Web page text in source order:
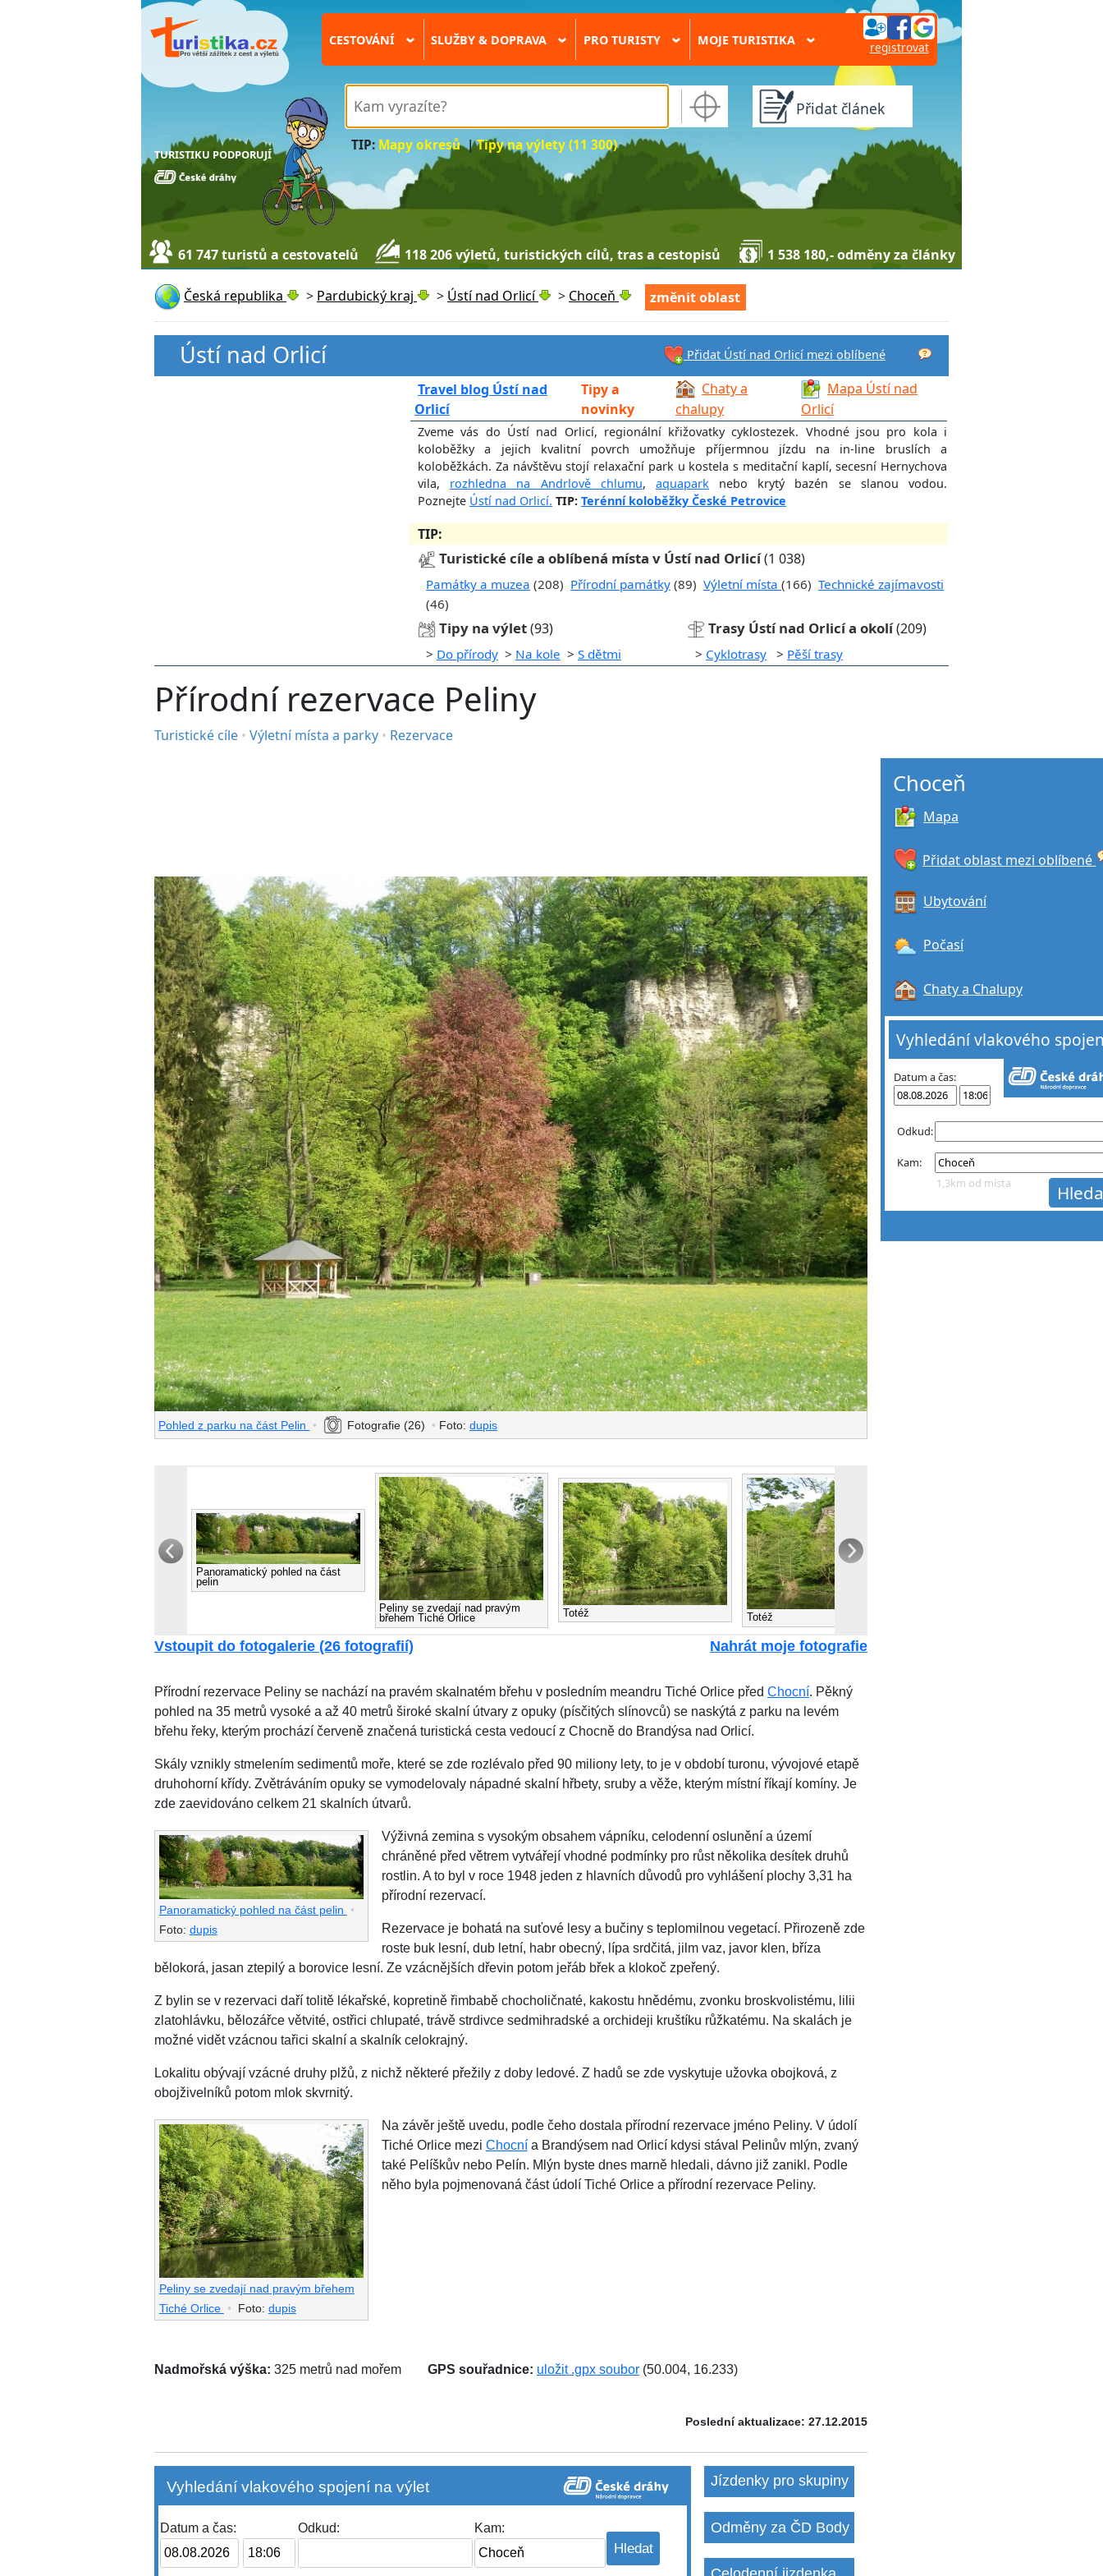
TURISTIKU PODPORUJÍ
CESTOVÁNÍ › SLUŽBY & DOPRAVA › PRO TURISTY › MOJE TURISTIKA › registrovat
TIP: Mapy okresů|Tipy na výlety (11 300)
Přidat článek
61 747 turistů a cestovatelů 118 206 výletů, turistických cílů, tras a cestopisů 1 538 180,- odměny za články
Česká republika > Pardubický kraj > Ústí nad Orlicí > Choceň změnit oblast
Ústí nad Orlicí Přidat Ústí nad Orlicí mezi oblíbené
Travel blog Ústí nad
Orlicí
Tipy a
novinky
Chaty a
chalupy
Mapa Ústí nad
Orlicí
Zveme vás do Ústí nad Orlicí, regionální křižovatky cyklostezek. Vhodné jsou pro kola i
koloběžky a jejich kvalitní povrch umožňuje příjermnou jízdu na in-line bruslích a
koloběžkách. Za návštěvu stojí relaxační park u kostela s meditační kaplí, secesní Hernychova
vila, rozhledna na Andrlově chlumu, aquapark nebo krytý bazén se slanou vodou.
Poznejte Ústí nad Orlicí. TIP: Terénní koloběžky České Petrovice
TIP:
Turistické cíle a oblíbená místa v Ústí nad Orlicí(1 038)
Památky a muzea (208) Přírodní památky (89) Výletní místa (166) Technické zajímavosti
(46)
Tipy na výlet(93) Trasy Ústí nad Orlicí a okolí(209)
> Do přírody > Na kole > S dětmi > Cyklotrasy > Pěší trasy
Přírodní rezervace Peliny
Turistické cíle • Výletní místa a parky • Rezervace
Pohled z parku na část Pelin • Fotografie (26) • Foto:dupis
Panoramatický pohled na část
pelin
Peliny se zvedají nad pravým
břehem Tiché Orlice
Totéž Totéž
Nahrát moje fotografie
Vstoupit do fotogalerie (26 fotografií)
Přírodní rezervace Peliny se nachází na pravém skalnatém břehu v posledním meandru Tiché Orlice před Chocní. Pěkný
pohled na 35 metrů vysoké a až 40 metrů široké skalní útvary z opuky (písčitých slínovců) se naskýtá z parku na levém
břehu řeky, kterým prochází červeně značená turistická cesta vedoucí z Chocně do Brandýsa nad Orlicí.
Skály vznikly stmelením sedimentů moře, které se zde rozlévalo před 90 miliony lety, to je v období turonu, vývojové etapě
druhohorní křídy. Zvětráváním opuky se vymodelovaly nápadné skalní hřbety, sruby a věže, kterým místní říkají komíny. Je
zde zaevidováno celkem 21 skalních útvarů.
Panoramatický pohled na část pelin
•
Foto: dupis
Výživná zemina s vysokým obsahem vápníku, celodenní oslunění a území
chráněné před větrem vytvářejí vhodné podmínky pro růst několika desítek druhů
rostlin. A to byl v roce 1948 jeden z hlavních důvodů pro vyhlášení plochy 3,31 ha
přírodní rezervací.
Rezervace je bohatá na suťové lesy a bučiny s teplomilnou vegetací. Přirozeně zde
roste buk lesní, dub letní, habr obecný, lípa srdčitá, jilm vaz, javor klen, bříza
bělokorá, jasan ztepilý a borovice lesní. Ze vzácnějších dřevin potom jeřáb břek a klokoč zpeřený.
Z bylin se v rezervaci daří tolitě lékařské, kopretině řimbabě chocholičnaté, kakostu hnědému, zvonku broskvolistému, lilii
zlatohlávku, bělozářce větvité, ostřici chlupaté, trávě strdivce sedmihradské a orchideji kruštíku růžkatému. Na skalách je
možné vidět vzácnou tařici skalní a skalník celokrajný.
Lokalitu obývají vzácné druhy plžů, z nichž některé přežily z doby ledové. Z hadů se zde vyskytuje užovka obojková, z
obojživelníků potom mlok skvrnitý.
Peliny se zvedají nad pravým břehem
Tiché Orlice • Foto: dupis
Na závěr ještě uvedu, podle čeho dostala přírodní rezervace jméno Peliny. V údolí
Tiché Orlice mezi Chocnía Brandýsem nad Orlicí kdysi stával Pelinův mlýn, zvaný
také Pelíškův nebo Pelín. Mlýn byste dnes marně hledali, dávno již zanikl. Podle
něho byla pojmenovaná část údolí Tiché Orlice a přírodní rezervace Peliny.
Nadmořská výška: 325 metrů nad mořem GPS souřadnice: uložit .gpx soubor (50.004, 16.233)
Poslední aktualizace: 27.12.2015
Vyhledání vlakového spojení na výlet
Datum a čas: Odkud: Kam:
Jízdenky pro skupiny
Odměny za ČD Body
Choceň
Mapa
Přidat oblast mezi oblíbené
Ubytování
Počasí
Chaty a Chalupy
Vyhledání vlakového
Datum a čas:
Odkud:
Kam:
1,3km od místa